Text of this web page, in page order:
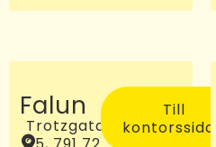
Falun
Trotzgatan
Till
kontorssidan